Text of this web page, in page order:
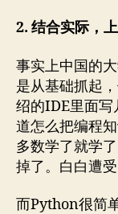
2. 结合实际，
事实上中国的
是从基础抓起
绍的IDE里面
道怎么把编程
多数学了就学
掉了。白白遭受
而Python很简